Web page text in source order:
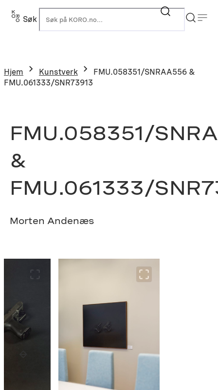
Hopp
Søk
Hjem Kunstverk
FMU.058351/SNRAA556 &
FMU.061333/SNR73913
FMU.058351/
&
FMU.061333/
Morten Andenæs